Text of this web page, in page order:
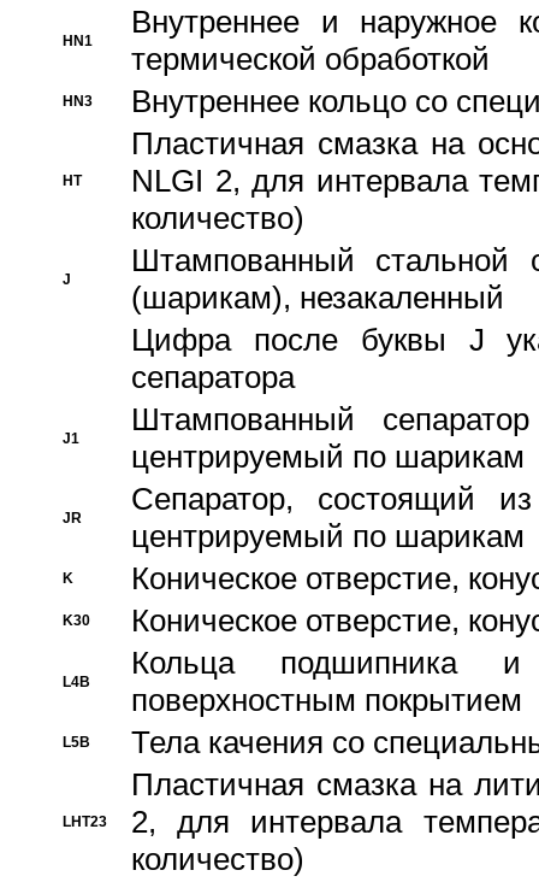
HN1
Bнутреннее и наружное
термической обработкой
HN3 Внутреннее кольцо со
HT
Пластичная смазка на
NLGI 2, для интервала
количество)
J
Штампованный стальной
(шарикам), незакаленный
Цифра после буквы J
сепаратора
J1
Штампованный
центрируемый по шарикам
JR
Сепаратор, состоящий
центрируемый по шарикам
K Коническое отверстие,
K30 Коническое отверстие,
L4B
Кольца подшипника
поверхностным покрытием
L5B Тела качения со
LHT23
Пластичная смазка на
2, для интервала
количество)